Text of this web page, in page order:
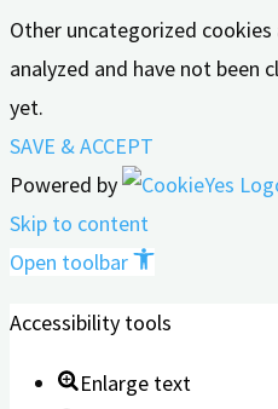
Other uncategorized
analyzed and have not been
yet.
SAVE & ACCEPT
Powered by
Skip to content
Open toolbar
Accessibility tools
Enlarge text